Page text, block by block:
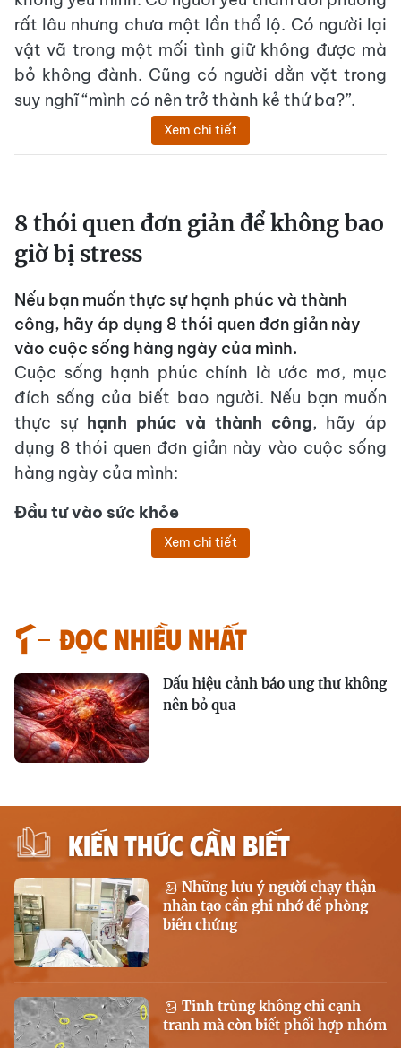
rất lâu nhưng chưa một lần thổ lộ. Có người lại
vật vã trong một mối tình giữ không được mà
bỏ không đành. Cũng có người dằn vặt trong
suy nghĩ “mình có nên trở thành kẻ thứ ba?”.
Xem chi tiết
8 thói quen đơn giản để không bao
giờ bị stress
Nếu bạn muốn thực sự hạnh phúc và thành
công, hãy áp dụng 8 thói quen đơn giản này
vào cuộc sống hàng ngày của mình.
Cuộc sống hạnh phúc chính là ước mơ, mục
đích sống của biết bao người. Nếu bạn muốn
thực sự hạnh phúc và thành công, hãy áp
dụng 8 thói quen đơn giản này vào cuộc sống
hàng ngày của mình:
Đầu tư vào sức khỏe
Xem chi tiết
Đọc nhiều nhất
Dấu hiệu cảnh báo ung thư không
nên bỏ qua
KIẾN THỨC CẦN BIẾT
Những lưu ý người chạy thận
nhân tạo cần ghi nhớ để phòng
biến chứng
Tinh trùng không chỉ cạnh
tranh mà còn biết phối hợp nhóm